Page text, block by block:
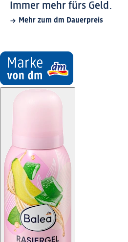
Immer mehr fürs Geld.
Mehr zum dm Dauerpreis